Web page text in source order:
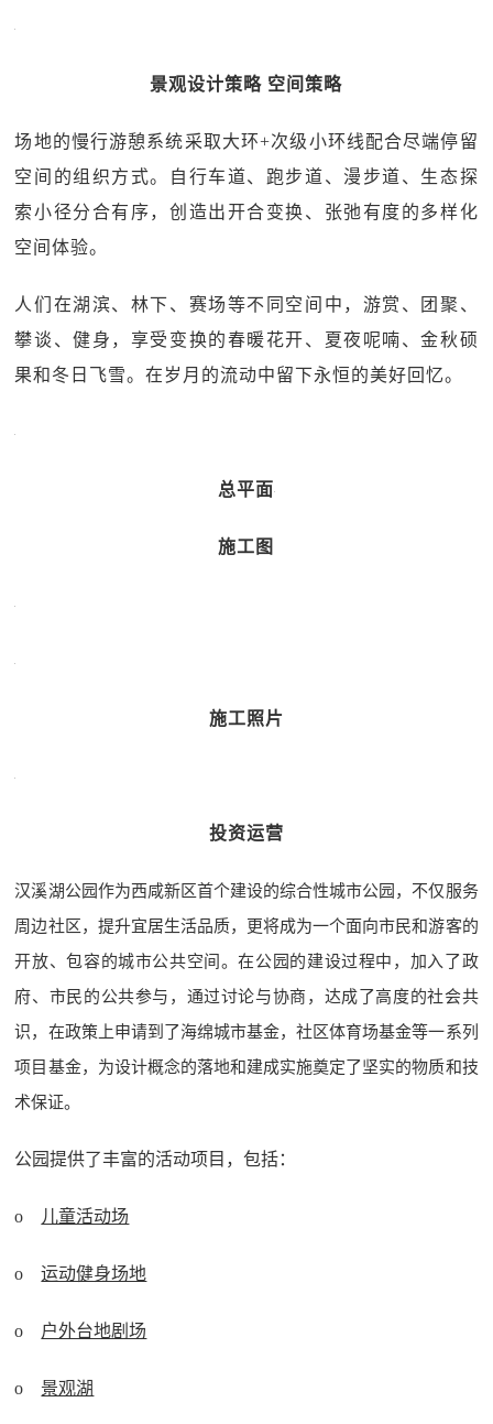
景观设计策略 空间策略
场地的慢行游憩系统采取大环+次级小环线配合尽端停留
空间的组织方式。自行车道、跑步道、漫步道、生态探
索小径分合有序，创造出开合变换、张弛有度的多样化
空间体验。
人们在湖滨、林下、赛场等不同空间中，游赏、团聚、
攀谈、健身，享受变换的春暖花开、夏夜呢喃、金秋硕
果和冬日飞雪。在岁月的流动中留下永恒的美好回忆。
总平面
施工图
施工照片
投资运营
汉溪湖公园作为西咸新区首个建设的综合性城市公园，不仅服务
周边社区，提升宜居生活品质，更将成为一个面向市民和游客的
开放、包容的城市公共空间。在公园的建设过程中，加入了政
府、市民的公共参与，通过讨论与协商，达成了高度的社会共
识，在政策上申请到了海绵城市基金，社区体育场基金等一系列
项目基金，为设计概念的落地和建成实施奠定了坚实的物质和技
术保证。
公园提供了丰富的活动项目，包括：
o 儿童活动场
o运动健身场地
o 户外台地剧场
o 景观湖